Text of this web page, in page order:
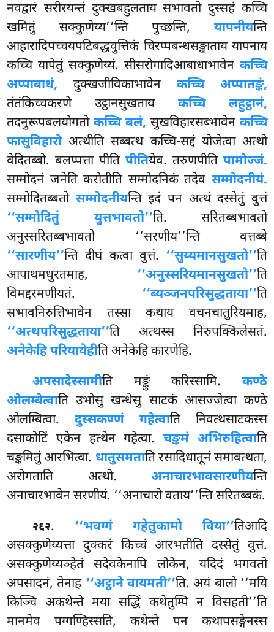
नवद्वारं सरीरयन्तं दुक्खबहुलताय सभावतो दुस्सहं कच्चि
खमितुं सक्कुणेय्य’’न्ति पुच्छन्ति, यापनीयन्ति
आहारादिपच्चयपटिबद्धवुत्तिकं चिरप्पबन्धसङ्खाताय यापनाय
कच्चि यापेतुं सक्कुणेय्यं. सीसरोगादिआबाधाभावेन कच्चि
अप्पाबाधं, दुक्खजीविकाभावेन कच्चि अप्पातङ्कं,
तंतंकिच्चकरणे उट्ठानसुखताय कच्चि लहुट्ठानं,
तदनुरूपबलयोगतोकच्चि बलं, सुखविहारसब्भावेन कच्चि
फासुविहारोअत्थीति सब्बत्थ कच्चि-सद्दं योजेत्वा अत्थो
वेदितब्बो. बलप्पत्ता पीति पीतियेव. तरुणपीति पामोज्जं.
सम्मोदनं जनेति करोतीति सम्मोदनिकं तदेव सम्मोदनीयं.
सम्मोदितब्बतो सम्मोदनीयन्ति इदं पन अत्थं दस्सेतुं वुत्तं
‘‘सम्मोदितुं युत्तभावतो’’ति. सरितब्बभावतो
अनुस्सरितब्बभावतो ‘‘सरणीय’’न्ति वत्तब्बे
‘‘सारणीय’’न्ति दीघं कत्वा वुत्तं. ‘‘सुय्यमानसुखतो’’ति
आपाथमधुरतमाह, ‘‘अनुस्सरियमानसुखतो’’ति
विमद्दरमणीयतं. ‘‘ब्यञ्जनपरिसुद्धताया’’ति
सभावनिरुत्तिभावेन तस्सा कथाय वचनचातुरियमाह,
‘‘अत्थपरिसुद्धताया’’ति अत्थस्स निरुपक्किलेसतं.
अनेकेहि परियायेहीति अनेकेहि कारणेहि.
अपसादेस्सामीति मङ्कुं करिस्सामि. कण्ठे
ओलम्बेत्वाति उभोसु खन्धेसु साटकं आसज्जेत्वा कण्ठे
ओलम्बित्वा.दुस्सकण्णं गहेत्वाति निवत्थसाटकस्स
दसाकोटिं एकेन हत्थेन गहेत्वा.चङ्कमं अभिरुहित्वाति
चङ्कमितुं आरभित्वा. धातुसमताति रसादिधातूनं समावत्थता,
अरोगताति अत्थो. अनाचारभावसारणीयन्ति
अनाचारभावेन सरणीयं. ‘‘अनाचारो वताय’’न्ति सरितब्बकं.
२६२. ‘‘भवग्गं गहेतुकामो विया’’तिआदि
असक्कुणेय्यत्ता दुक्करं किच्चं आरभतीति दस्सेतुं वुत्तं.
असक्कुणेय्यञ्हेतं सदेवकेनापि लोकेन, यदिदं भगवतो
अपसादनं, तेनाह ‘‘अट्ठाने वायमती’’ति. अयं बालो ‘‘मयि
किञ्चि अकथेन्ते मया सद्धिं कथेतुम्पि न विसहती’’ति
मानमेव पग्गण्हिस्सति, कथेन्ते पन कथापसङ्गेनस्स